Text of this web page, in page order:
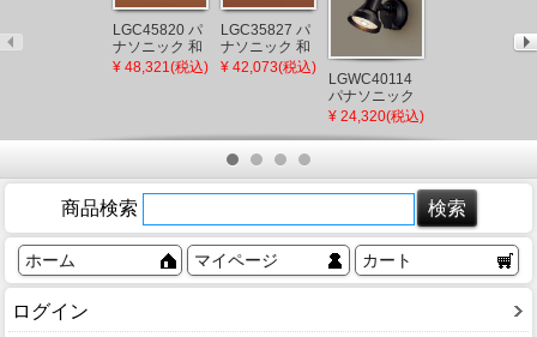
LGC45820 パ
ナソニック 和
風シーリング
¥ 48,321(税込)
LGC35827 パ
ナソニック 和
風シーリング
¥ 42,073(税込)
LGWC40114
パナソニック
スポットライ
色） センサー
付
相当品)
¥ 24,320(税込)
木調 LED（昼
商品検索
ホーム マイページ カート
ログイン